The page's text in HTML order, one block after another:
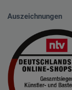
Auszeichnungen